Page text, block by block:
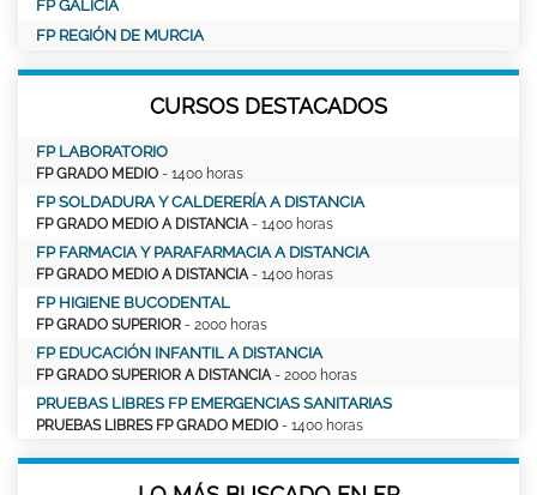
FP GALICIA
FP REGIÓN DE MURCIA
CURSOS DESTACADOS
FP LABORATORIO
FP GRADO MEDIO - 1400 horas
FP SOLDADURA Y CALDERERÍA A DISTANCIA
FP GRADO MEDIO A DISTANCIA - 1400 horas
FP FARMACIA Y PARAFARMACIA A DISTANCIA
FP GRADO MEDIO A DISTANCIA - 1400 horas
FP HIGIENE BUCODENTAL
FP GRADO SUPERIOR - 2000 horas
FP EDUCACIÓN INFANTIL A DISTANCIA
FP GRADO SUPERIOR A DISTANCIA - 2000 horas
PRUEBAS LIBRES FP EMERGENCIAS SANITARIAS
PRUEBAS LIBRES FP GRADO MEDIO - 1400 horas